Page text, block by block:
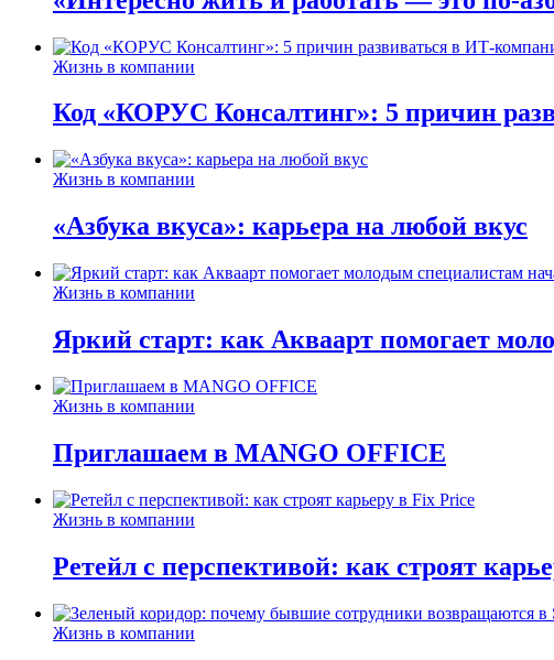
Жизнь в компании
Код «КОРУС Консалтинг»: 5 причин
Жизнь в компании
«Азбука вкуса»: карьера на любой вкус
Жизнь в компании
Яркий старт: как Акваарт помогает
Жизнь в компании
Приглашаем в MANGO OFFICE
Жизнь в компании
Ретейл с перспективой: как строят
Жизнь в компании